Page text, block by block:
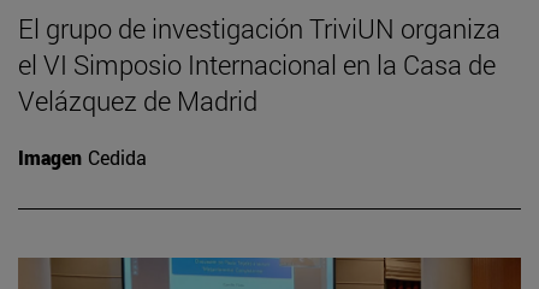
El grupo de investigación TriviUN organiza
el VI Simposio Internacional en la Casa de
Velázquez de Madrid
Imagen Cedida